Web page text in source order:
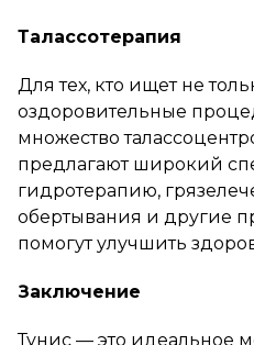
Талассотерапия
Для тех, кто ищет не
оздоровительные
множество
предлагают широкий
гидротерапию,
обертывания и другие
помогут улучшить
Заключение
Тунис — это идеальное